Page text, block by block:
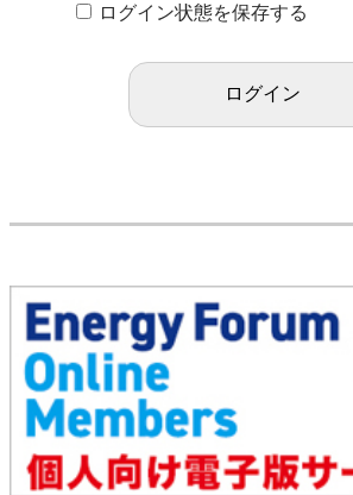
ログイン状態を保存する